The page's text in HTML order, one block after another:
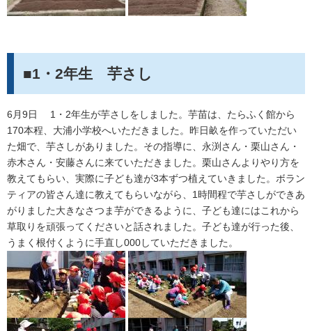
■1・2年生 芋さし
6月9日 1・2年生が芋さしをしました。芋苗は、たらふく館から
170本程、大浦小学校へいただきました。昨日畝を作っていただい
た畑で、芋さしがありました。その指導に、永渕さん・栗山さん・
赤木さん・安藤さんに来ていただきました。栗山さんよりやり方を
教えてもらい、実際に子ども達が3本ずつ植えていきました。ボラン
ティアの皆さん達に教えてもらいながら、1時間程で芋さしができあ
がりました大きなさつま芋ができるように、子ども達にはこれから
草取りを頑張ってくださいと話されました。子ども達が行った後、
うまく根付くように手直し000していただきました。